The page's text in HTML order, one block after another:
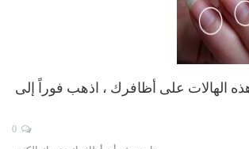
الهالات على أظافرك ، اذهب فوراً إلى